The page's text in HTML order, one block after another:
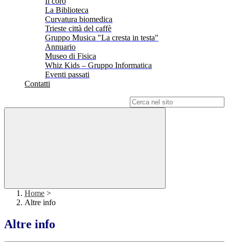
La Biblioteca
Curvatura biomedica
Trieste città del caffè
Gruppo Musica "La cresta in testa"
Annuario
Museo di Fisica
Whiz Kids – Gruppo Informatica
Eventi passati
Contatti
Home >
Altre info
Altre info